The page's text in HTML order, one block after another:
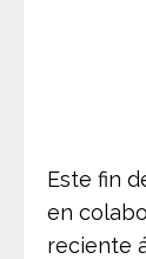
Este fin
en
reciente